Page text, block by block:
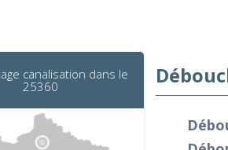
canalisation dans le
25360